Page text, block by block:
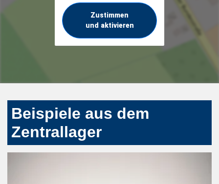
Zustimmen
und aktivieren
Beispiele aus dem
Zentrallager